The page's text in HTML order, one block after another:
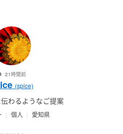
21時間前
(spice)
わるようなご提案
個人 愛知県